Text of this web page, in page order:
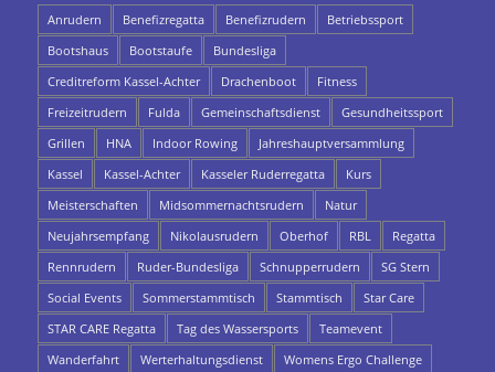
Anrudern Benefizregatta Benefizrudern
Betriebssport
Bootshaus
Bootstaufe
Bundesliga
Creditreform Kassel-Achter
Drachenboot
Fitness
Freizeitrudern
Fulda Gemeinschaftsdienst
Gesundheitssport
Grillen
HNA Indoor Rowing
Jahreshauptversammlung
Kassel
Kassel-Achter Kasseler Ruderregatta
Kurs
Meisterschaften
Midsommernachtsrudern
Natur
Neujahrsempfang
Nikolausrudern Oberhof RBL
Regatta
Rennrudern
Ruder-Bundesliga Schnupperrudern
SG Stern
Social Events
Sommerstammtisch Stammtisch
Star Care
STAR CARE Regatta
Tag des Wassersports
Teamevent
Wanderfahrt
Werterhaltungsdienst
Womens Ergo Challenge